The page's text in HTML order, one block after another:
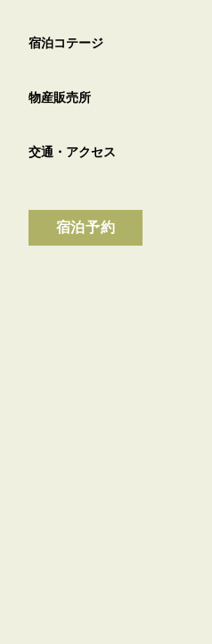
宿泊コテージ
物産販売所
交通・アクセス
宿泊予約